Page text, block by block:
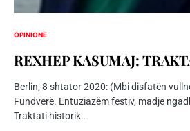
OPINIONE
REXHEP KASUMAJ:
Berlin, 8 shtator 2020: (Mbi disfatën
Fundverë. Entuziazëm festiv, madje
Traktati historik…